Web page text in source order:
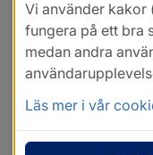
Vi använder kakor
fungera på ett bra
medan andra
Läs mer i vår